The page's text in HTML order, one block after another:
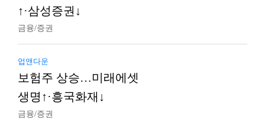
↑·삼성증권↓
금융/증권
업앤다운
보험주 상승…미래에셋
생명↑·흥국화재↓
금융/증권